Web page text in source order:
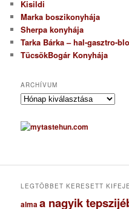
Kisildi
Marka boszikonyhája
Sherpa konyhája
Tarka Bárka – hal-gasztro-
TücsökBogár Konyhája
ARCHÍVUM
A
c
h
u
LEGTÖBBET KERESETT
almaa nagyik